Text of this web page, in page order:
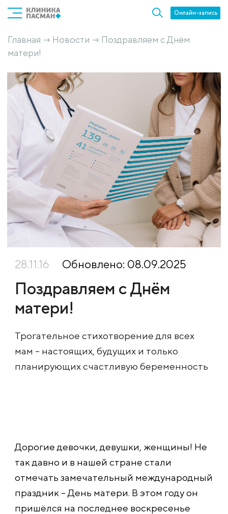
Онлайн-запись
Главная → Новости → Поздравляем с Днём
матери!
28.11.16 Обновлено: 08.09.2025
Поздравляем с Днём
матери!
Трогательное стихотворение для всех
мам – настоящих, будущих и только
планирующих счастливую беременность
Дорогие девочки, девушки, женщины! Не
так давно и в нашей стране стали
отмечать замечательный международный
праздник – День матери. В этом году он
пришёлся на последнее воскресенье